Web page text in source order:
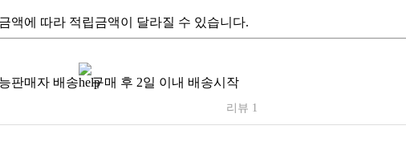
액에 따라 적립금액이 달라질 수 있습니다.
판매자 배송 구매 후 2일 이내 배송시작
리뷰 1